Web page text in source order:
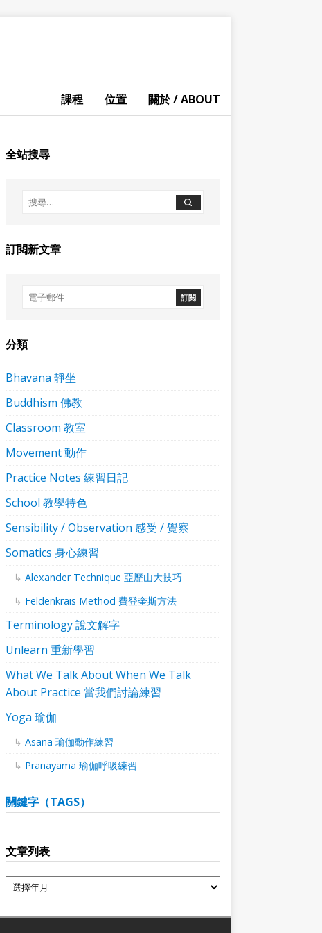
課程 位置 關於 / ABOUT
全站搜尋
訂閱新文章
分類
Bhavana 靜坐
Buddhism 佛教
Classroom 教室
Movement 動作
Practice Notes 練習日記
School 教學特色
Sensibility / Observation 感受 / 覺察
Somatics 身心練習
Alexander Technique 亞歷山大技巧
Feldenkrais Method 費登奎斯方法
Terminology 說文解字
Unlearn 重新學習
What We Talk About When We Talk
About Practice 當我們討論練習
Yoga 瑜伽
Asana 瑜伽動作練習
Pranayama 瑜伽呼吸練習
關鍵字（TAGS）
文章列表